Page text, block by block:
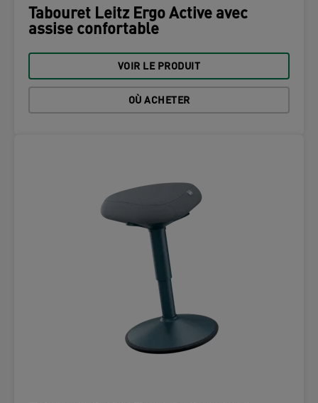
Tabouret Leitz Ergo Active avec
assise confortable
VOIR LE PRODUIT
OÙ ACHETER